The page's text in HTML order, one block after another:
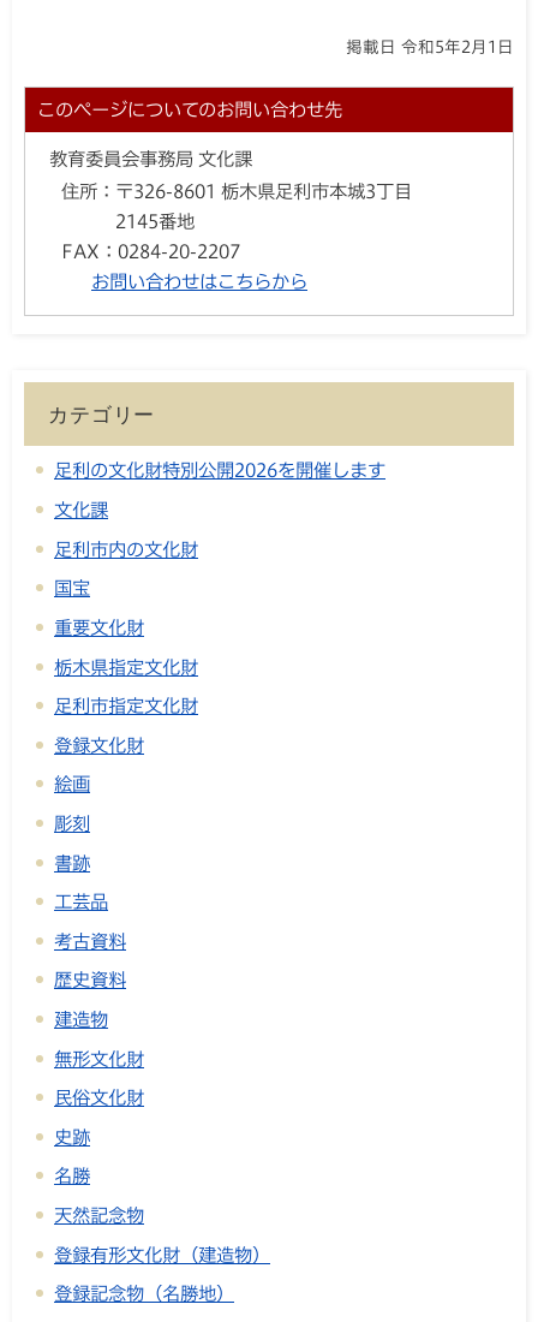
掲載日 令和5年2月1日
このページについてのお問い合わせ先
教育委員会事務局 文化課
住所： 〒326-8601 栃木県足利市本城3丁目
2145番地
FAX： 0284-20-2207
お問い合わせはこちらから
カテゴリー
足利の文化財特別公開2026を開催します
文化課
足利市内の文化財
国宝
重要文化財
栃木県指定文化財
足利市指定文化財
登録文化財
絵画
彫刻
書跡
工芸品
考古資料
歴史資料
建造物
無形文化財
民俗文化財
史跡
名勝
天然記念物
登録有形文化財（建造物）
登録記念物（名勝地）